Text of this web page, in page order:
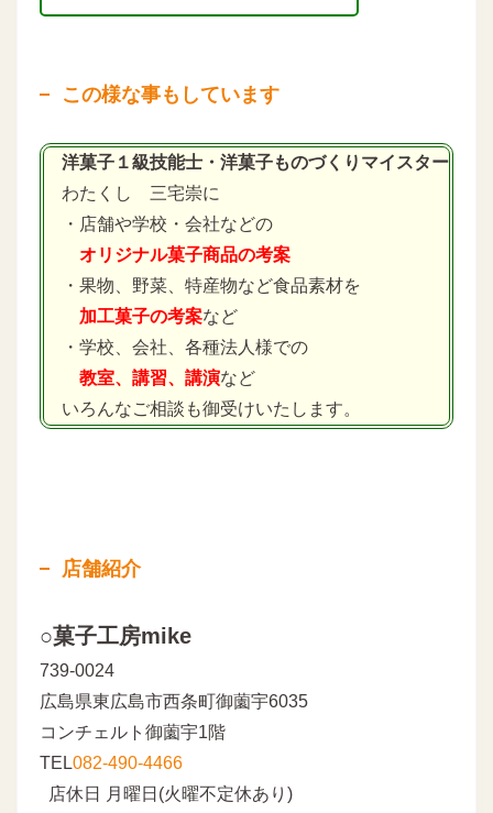
この様な事もしています
洋菓子１級技能士・洋菓子ものづくりマイスター
わたくし 三宅崇に
・店舗や学校・会社などの
オリジナル菓子商品の考案
・果物、野菜、特産物など食品素材を
加工菓子の考案など
・学校、会社、各種法人様での
教室、講習、講演など
いろんなご相談も御受けいたします。
店舗紹介
○菓子工房mike
739-0024
広島県東広島市西条町御薗宇6035
コンチェルト御薗宇1階
TEL082-490-4466
店休日 月曜日(火曜不定休あり)